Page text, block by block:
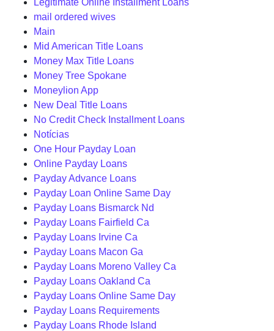
Legitimate Online Installment Loans
mail ordered wives
Main
Mid American Title Loans
Money Max Title Loans
Money Tree Spokane
Moneylion App
New Deal Title Loans
No Credit Check Installment Loans
Notícias
One Hour Payday Loan
Online Payday Loans
Payday Advance Loans
Payday Loan Online Same Day
Payday Loans Bismarck Nd
Payday Loans Fairfield Ca
Payday Loans Irvine Ca
Payday Loans Macon Ga
Payday Loans Moreno Valley Ca
Payday Loans Oakland Ca
Payday Loans Online Same Day
Payday Loans Requirements
Payday Loans Rhode Island